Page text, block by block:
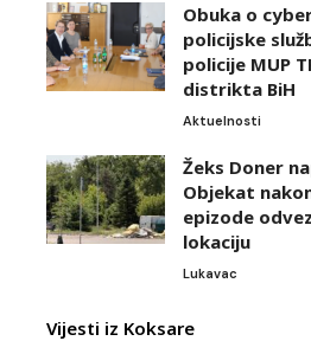
Obuka o
policijske
policije MUP
distrikta BiH
Aktuelnosti
Žeks Doner
Objekat
epizode
lokaciju
Lukavac
Vijesti iz Koksare